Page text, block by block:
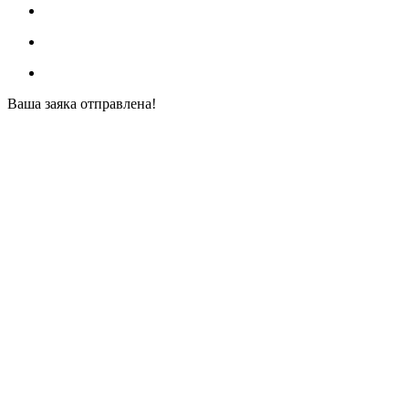
Ваша заяка отправлена!